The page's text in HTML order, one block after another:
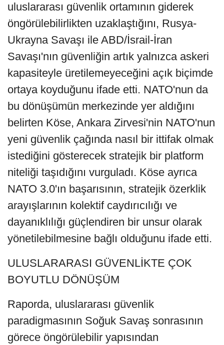
uluslararası güvenlik ortamının giderek
öngörülebilirlikten uzaklaştığını, Rusya-
Ukrayna Savaşı ile ABD/İsrail-İran
Savaşı'nın güvenliğin artık yalnızca askeri
kapasiteyle üretilemeyeceğini açık biçimde
ortaya koyduğunu ifade etti. NATO'nun da
bu dönüşümün merkezinde yer aldığını
belirten Köse, Ankara Zirvesi'nin NATO'nun
yeni güvenlik çağında nasıl bir ittifak olmak
istediğini gösterecek stratejik bir platform
niteliği taşıdığını vurguladı. Köse ayrıca
NATO 3.0'ın başarısının, stratejik özerklik
arayışlarının kolektif caydırıcılığı ve
dayanıklılığı güçlendiren bir unsur olarak
yönetilebilmesine bağlı olduğunu ifade etti.
ULUSLARARASI GÜVENLİKTE ÇOK
BOYUTLU DÖNÜŞÜM
Raporda, uluslararası güvenlik
paradigmasının Soğuk Savaş sonrasının
görece öngörülebilir yapısından